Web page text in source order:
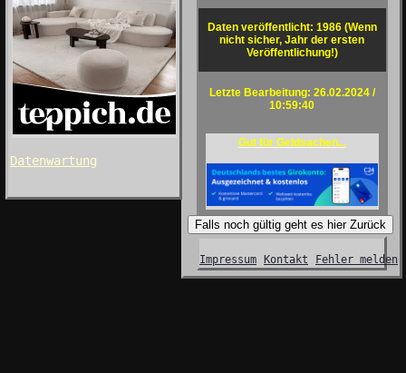
Datenwartung
Daten veröffentlicht: 1986 (Wenn
nicht sicher, Jahr der ersten
Veröffentlichung!)
Letzte Bearbeitung: 26.02.2024 /
10:59:40
Gut für Geldsachen...
Falls noch gültig geht es hier Zurück
Impressum Kontakt Fehler melden